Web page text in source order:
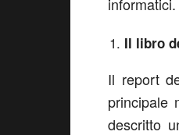
Il libro
Il report
principale
descritto